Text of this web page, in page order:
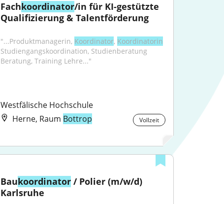
Fachkoordinator/in für KI-gestützte
Qualifizierung & Talentförderung
"...Produktmanagerin, Koordinator, Koordinatorin
Studiengangskoordination, Studienberatung
Beratung, Training Lehre..."
Westfälische Hochschule
Herne, Raum Bottrop Vollzeit
Baukoordinator / Polier (m/w/d)
Karlsruhe